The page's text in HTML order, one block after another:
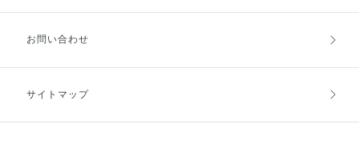
お支払方法
キャンセル・返品・交換
お問い合わせ
サイトマップ